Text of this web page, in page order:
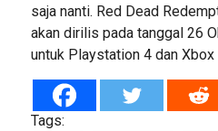
saja nanti. Red Dead
akan dirilis pada tanggal 26
untuk Playstation 4 dan Xbox
Tags: